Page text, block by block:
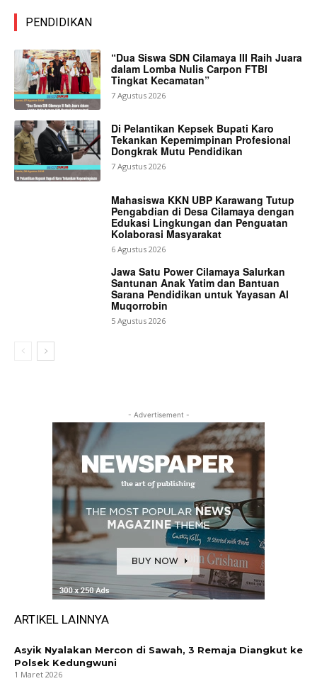
PENDIDIKAN
“Dua Siswa SDN Cilamaya III Raih Juara
dalam Lomba Nulis Carpon FTBI
Tingkat Kecamatan”
7 Agustus 2026
Di Pelantikan Kepsek Bupati Karo
Tekankan Kepemimpinan Profesional
Dongkrak Mutu Pendidikan
7 Agustus 2026
Mahasiswa KKN UBP Karawang Tutup
Pengabdian di Desa Cilamaya dengan
Edukasi Lingkungan dan Penguatan
Kolaborasi Masyarakat
6 Agustus 2026
Jawa Satu Power Cilamaya Salurkan
Santunan Anak Yatim dan Bantuan
Sarana Pendidikan untuk Yayasan Al
Muqorrobin
5 Agustus 2026
- Advertisement -
ARTIKEL LAINNYA
Asyik Nyalakan Mercon di Sawah, 3 Remaja Diangkut ke
Polsek Kedungwuni
1 Maret 2026